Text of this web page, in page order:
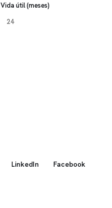
Vida útil (meses)
LinkedIn
Facebook